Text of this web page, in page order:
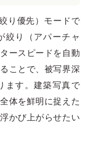
り優先）モードで
絞り（アパーチャ
ースピードを自動
ことで、被写界深
ます。建築写真で
体を鮮明に捉えた
かび上がらせたい